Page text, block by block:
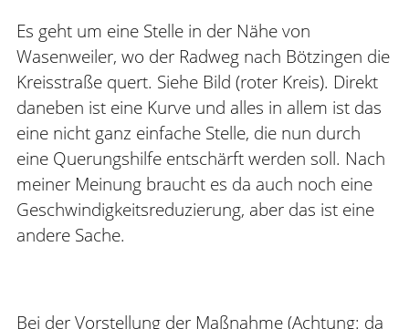
Es geht um eine Stelle in der Nähe von
Wasenweiler, wo der Radweg nach Bötzingen die
Kreisstraße quert. Siehe Bild (roter Kreis). Direkt
daneben ist eine Kurve und alles in allem ist das
eine nicht ganz einfache Stelle, die nun durch
eine Querungshilfe entschärft werden soll. Nach
meiner Meinung braucht es da auch noch eine
Geschwindigkeitsreduzierung, aber das ist eine
andere Sache.
Bei der Vorstellung der Maßnahme (Achtung: da